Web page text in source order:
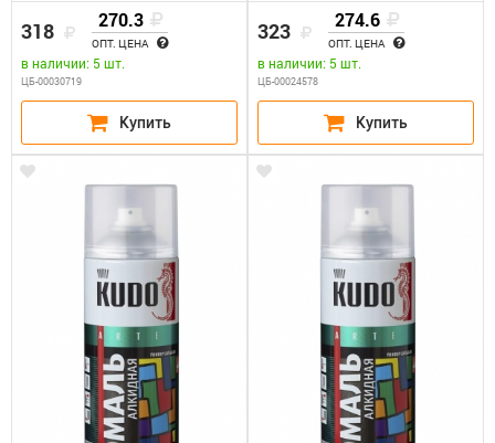
318 270.3
ОПТ. ЦЕНА
в наличии: 5 шт.
ЦБ-00030719
323 274.6
ОПТ. ЦЕНА
в наличии: 5 шт.
ЦБ-00024578